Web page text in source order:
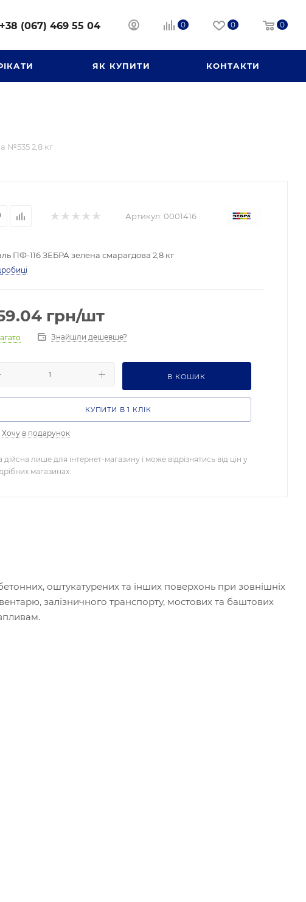
+38 (067) 469 55 04 0 0 0
ЯК КУПИТИ КОНТАКТИ
№535 2,8 кг
Артикул: 0001416
ПФ-116 ЗЕБРА зелена смарагдова 2,8 кг
грн/шт
Знайшли дешевше?
В КОШИК
КУПИТИ В 1 КЛІК
Хочу в подарунок
дійсна лише для інтернет-магазину і може відрізнятись від цін у
магазинах.
оштукатурених та інших поверхонь при зовнішніх
залізничного транспорту, мостових та баштових